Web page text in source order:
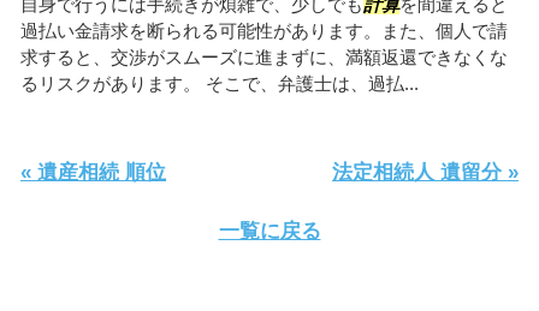
自身で行うには手続きが煩雑で、少しでも計算を間違えると
過払い金請求を断られる可能性があります。また、個人で請
求すると、交渉がスムーズに進まずに、満額返還できなくな
るリスクがあります。 そこで、弁護士は、過払...
« 遺産相続 順位 法定相続人 遺留分 »
一覧に戻る